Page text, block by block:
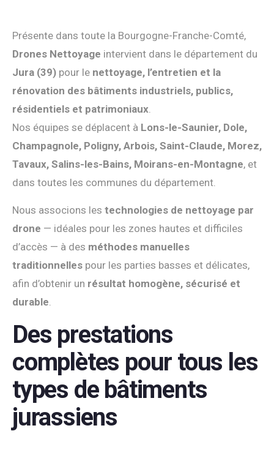
Présente dans toute la Bourgogne-Franche-Comté,
Drones Nettoyage intervient dans le département du
Jura (39) pour le nettoyage, l’entretien et la
rénovation des bâtiments industriels, publics,
résidentiels et patrimoniaux.
Nos équipes se déplacent à Lons-le-Saunier, Dole,
Champagnole, Poligny, Arbois, Saint-Claude, Morez,
Tavaux, Salins-les-Bains, Moirans-en-Montagne, et
dans toutes les communes du département.
Nous associons les technologies de nettoyage par
drone — idéales pour les zones hautes et difficiles
d’accès — à des méthodes manuelles
traditionnelles pour les parties basses et délicates,
afin d’obtenir un résultat homogène, sécurisé et
durable.
Des prestations
complètes pour tous les
types de bâtiments
jurassiens